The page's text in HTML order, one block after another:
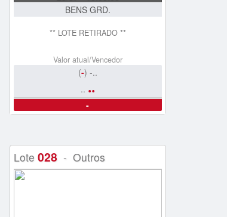
BENS GRD.
** LOTE RETIRADO **
Valor atual/Vencedor
(-) -..
.. ..
-
Lote 028- Outros